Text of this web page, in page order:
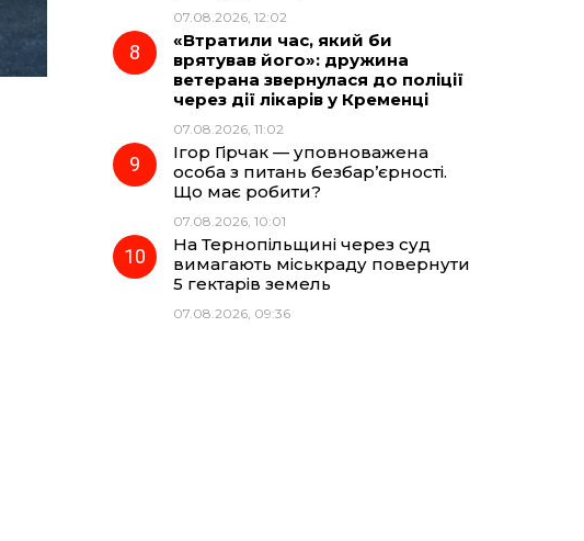
07.08.2026, 12:02
«Втратили час, який би
врятував його»: дружина
ветерана звернулася до поліції
через дії лікарів у Кременці
07.08.2026, 11:02
Ігор Гірчак — уповноважена
особа з питань безбар’єрності.
Що має робити?
07.08.2026, 10:01
На Тернопільщині через суд
вимагають міськраду повернути
5 гектарів земель
07.08.2026, 09:36